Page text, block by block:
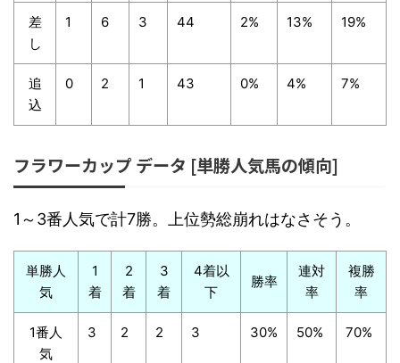
差
し
1 6 3 44 2% 13% 19%
追
込
0 2 1 43 0% 4% 7%
フラワーカップ データ [単勝人気馬の傾向]
1～3番人気で計7勝。上位勢総崩れはなさそう。
単勝人
気
1
着
2
着
3
着
4着以
下
勝率
連対
率
複勝
率
1番人
気
3 2 2 3 30% 50% 70%